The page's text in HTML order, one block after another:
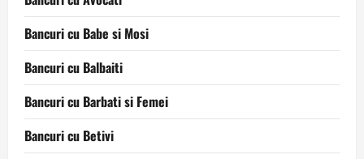
Bancuri cu Babe si Mosi
Bancuri cu Balbaiti
Bancuri cu Barbati si Femei
Bancuri cu Betivi